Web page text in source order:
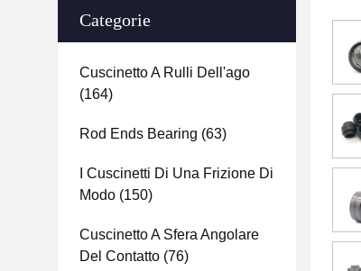
Categorie
Cuscinetto A Rulli Dell'ago
(164)
Rod Ends Bearing (63)
I Cuscinetti Di Una Frizione Di
Modo (150)
Cuscinetto A Sfera Angolare
Del Contatto (76)